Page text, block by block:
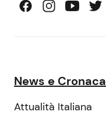
News e Cronaca
Attualità Italiana